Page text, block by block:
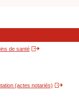
de santé
(actes notariés)